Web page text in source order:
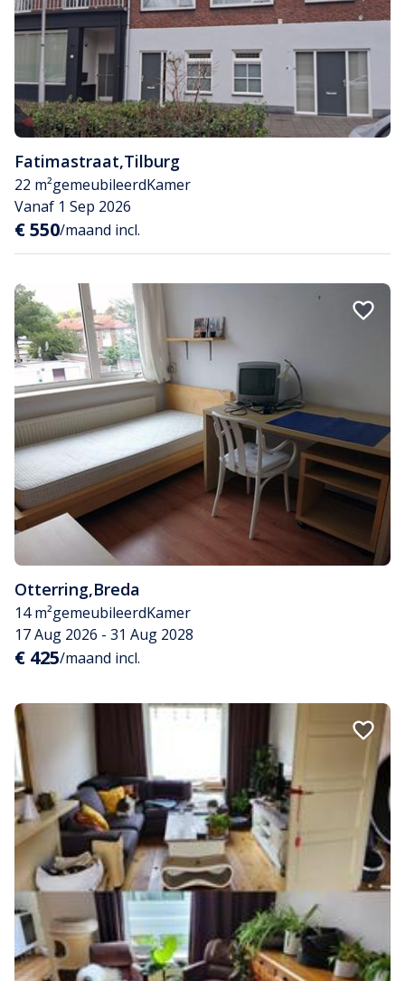
Fatimastraat,Tilburg
22 m²gemeubileerdKamer
Vanaf 1 Sep 2026
€ 550/maand incl.
Otterring,Breda
14 m²gemeubileerdKamer
17 Aug 2026 - 31 Aug 2028
€ 425/maand incl.